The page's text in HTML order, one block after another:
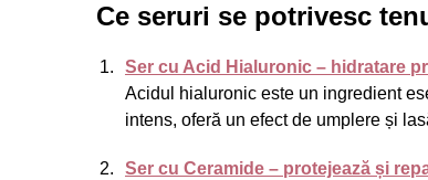
Ce seruri se potrivesc
Ser cu Acid Hialuronic – hidratare
Acidul hialuronic este un ingredient
intens, oferă un efect de umplere și
Ser cu Ceramide – protejează și